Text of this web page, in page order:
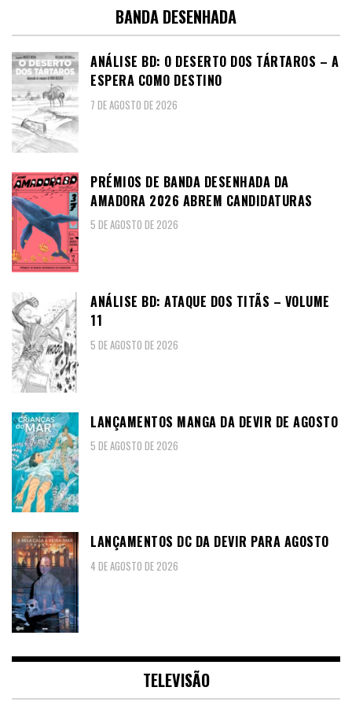
BANDA DESENHADA
ANÁLISE BD: O DESERTO DOS TÁRTAROS – A
ESPERA COMO DESTINO
7 DE AGOSTO DE 2026
PRÉMIOS DE BANDA DESENHADA DA
AMADORA 2026 ABREM CANDIDATURAS
5 DE AGOSTO DE 2026
ANÁLISE BD: ATAQUE DOS TITÃS – VOLUME
11
5 DE AGOSTO DE 2026
LANÇAMENTOS MANGA DA DEVIR DE AGOSTO
5 DE AGOSTO DE 2026
LANÇAMENTOS DC DA DEVIR PARA AGOSTO
4 DE AGOSTO DE 2026
TELEVISÃO